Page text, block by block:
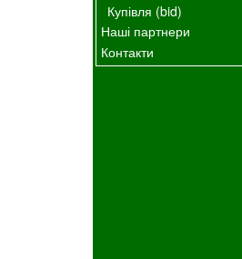
Купівля (bid)
Наші партнери
Контакти